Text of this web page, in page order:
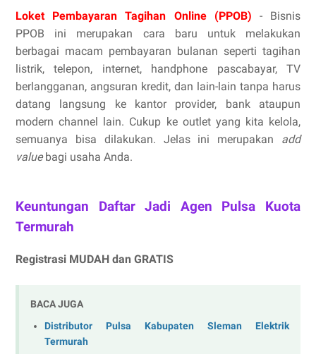
Loket Pembayaran Tagihan Online (PPOB) - Bisnis
PPOB ini merupakan cara baru untuk melakukan
berbagai macam pembayaran bulanan seperti tagihan
listrik, telepon, internet, handphone pascabayar, TV
berlangganan, angsuran kredit, dan lain-lain tanpa harus
datang langsung ke kantor provider, bank ataupun
modern channel lain. Cukup ke outlet yang kita kelola,
semuanya bisa dilakukan. Jelas ini merupakan add
valuebagi usaha Anda.
Keuntungan Daftar Jadi Agen Pulsa Kuota
Termurah
Registrasi MUDAH dan GRATIS
BACA JUGA
Distributor Pulsa Kabupaten Sleman Elektrik
Termurah